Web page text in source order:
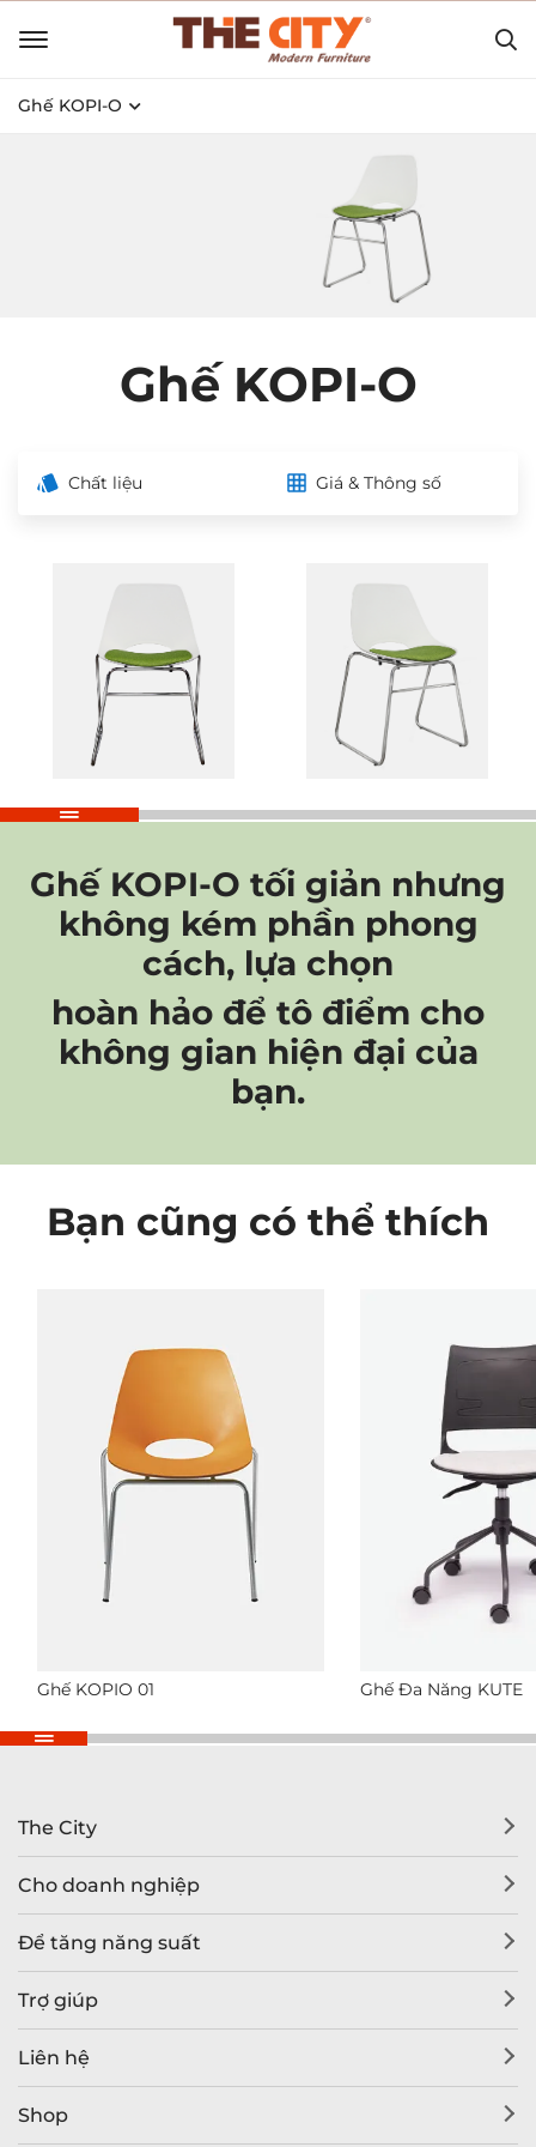
Ghế KOPI-O
Ghế KOPI-O
Chất liệu Giá & Thông số
Ghế KOPI-O tối giản nhưng
không kém phần phong
cách, lựa chọn
hoàn hảo để tô điểm cho
không gian hiện đại của
bạn.
Bạn cũng có thể thích
Ghế KOPIO 01 Ghế Đa Năng KUTE
The City
Cho doanh nghiệp
Để tăng năng suất
Trợ giúp
Liên hệ
Shop